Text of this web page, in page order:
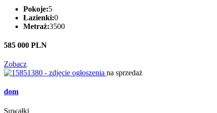
Pokoje:5
Łazienki:0
Metraż:3500
585 000 PLN
Zobacz
na sprzedaż
dom
Suwałki